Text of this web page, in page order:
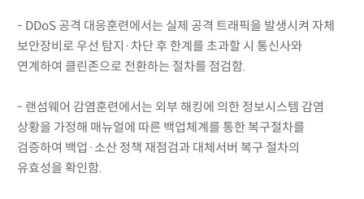
- DDoS 공격 대응훈련에서는 실제 공격 트래픽을 발생시켜 자체
보안장비로 우선 탐지·차단 후 한계를 초과할 시 통신사와
연계하여 클린존으로 전환하는 절차를 점검함.
- 랜섬웨어 감염훈련에서는 외부 해킹에 의한 정보시스템 감염
상황을 가정해 매뉴얼에 따른 백업체계를 통한 복구절차를
검증하여 백업·소산 정책 재점검과 대체서버 복구 절차의
유효성을 확인함.